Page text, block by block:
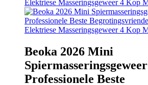
Beoka 2026 Mini
Spiermasseringsgeweer
Professionele Beste